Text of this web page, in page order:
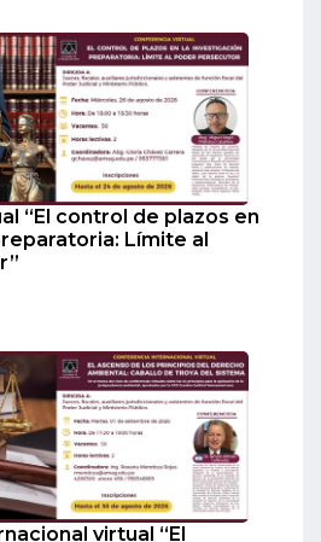
“El control de plazos en
Límite al
virtual “El